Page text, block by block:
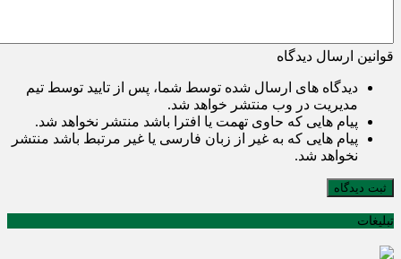
قوانین ارسال دیدگاه
دیدگاه های ارسال شده توسط شما، پس از تایید توسط تیم
مدیریت در وب منتشر خواهد شد.
پیام هایی که حاوی تهمت یا افترا باشد منتشر نخواهد شد.
پیام هایی که به غیر از زبان فارسی یا غیر مرتبط باشد منتشر
نخواهد شد.
ثبت دیدگاه
تبلیغات